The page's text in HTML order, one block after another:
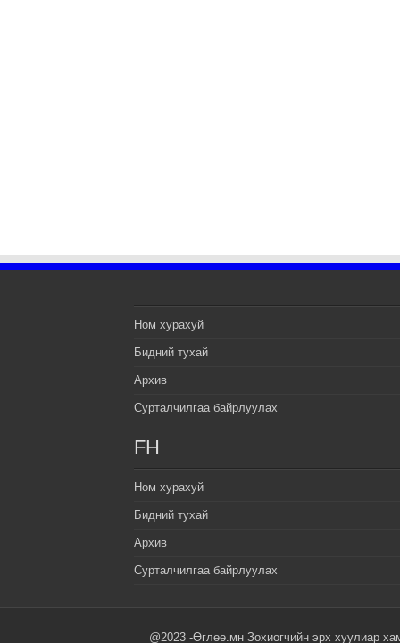
Ном хурахуй
Бидний тухай
Архив
Сурталчилгаа байрлуулах
FH
Ном хурахуй
Бидний тухай
Архив
Сурталчилгаа байрлуулах
@2023 -Өглөө.мн Зохиогчийн эрх хуулиар